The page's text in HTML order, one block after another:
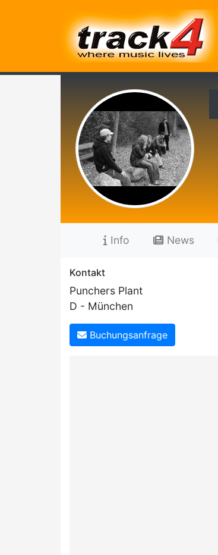
Info News
Kontakt
Punchers Plant
D - München
Buchungsanfrage